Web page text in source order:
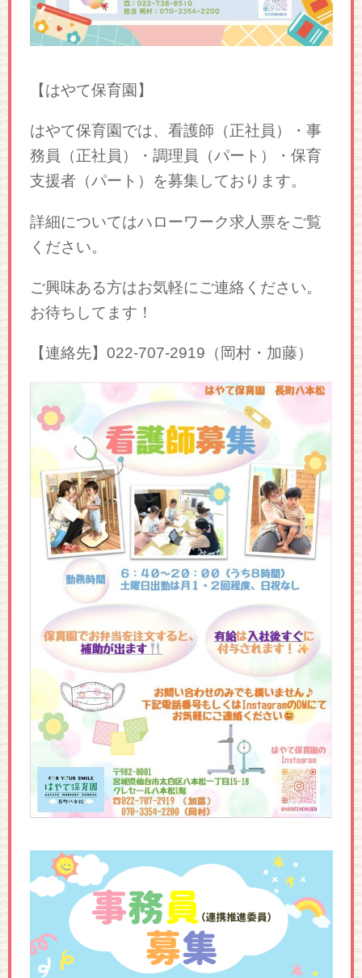
【はやて保育園】
はやて保育園では、看護師（正社員）・事
務員（正社員）・調理員（パート）・保育
支援者（パート ）を募集しております。
詳細についてはハローワーク求人票をご覧
ください。
ご興味ある方はお気軽にご連絡ください。
お待ちしてます！
【連絡先】022-707-2919（岡村・加藤）